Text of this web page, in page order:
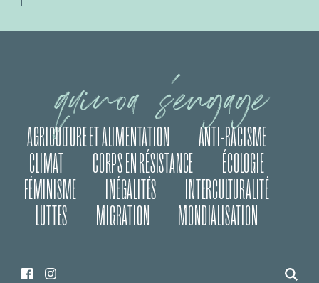
quinoa s’engage
AGRICULTURE ET ALIMENTATION
ANTI-RACISME
CLIMAT
CORPS EN RÉSISTANCE
ÉCOLOGIE
FÉMINISME
INÉGALITÉS
INTERCULTURALITÉ
LUTTES
MIGRATION MONDIALISATION